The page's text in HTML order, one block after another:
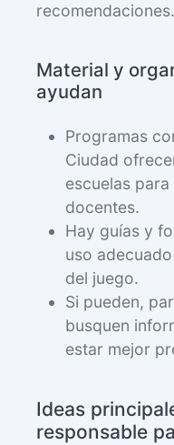
recomendaciones.
Material y
ayudan
Programas
Ciudad
escuelas
docentes.
Hay guías y
uso
del juego.
Si pueden,
busquen
estar mejor
Ideas
responsable